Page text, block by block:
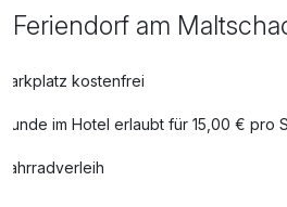
Feriendorf am
Parkplatz kostenfrei
Hunde im Hotel erlaubt für 15,00 € pro
Fahrradverleih